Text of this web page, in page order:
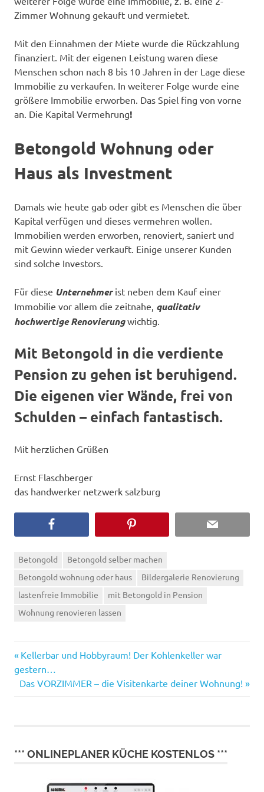
Zimmer Wohnung gekauft und vermietet.
Mit den Einnahmen der Miete wurde die Rückzahlung
finanziert. Mit der eigenen Leistung waren diese
Menschen schon nach 8 bis 10 Jahren in der Lage diese
Immobilie zu verkaufen. In weiterer Folge wurde eine
größere Immobilie erworben. Das Spiel fing von vorne
an. Die Kapital Vermehrung!
Betongold Wohnung oder
Haus als Investment
Damals wie heute gab oder gibt es Menschen die über
Kapital verfügen und dieses vermehren wollen.
Immobilien werden erworben, renoviert, saniert und
mit Gewinn wieder verkauft. Einige unserer Kunden
sind solche Investors.
Für diese Unternehmerist neben dem Kauf einer
Immobilie vor allem die zeitnahe, qualitativ
hochwertige Renovierungwichtig.
Mit Betongold in die verdiente
Pension zu gehen ist beruhigend.
Die eigenen vier Wände, frei von
Schulden – einfach fantastisch.
Mit herzlichen Grüßen
Ernst Flaschberger
das handwerker netzwerk salzburg
Betongold
Betongold selber machen
Betongold wohnung oder haus
Bildergalerie Renovierung
lastenfreie Immobilie
mit Betongold in Pension
Wohnung renovieren lassen
Beitragsnavigation
Vorheriger
Beitrag:
Kellerbar und Hobbyraum! Der Kohlenkeller war
gestern…
Nächster
Beitrag:
Das VORZIMMER – die Visitenkarte deiner Wohnung!
*** ONLINEPLANER KÜCHE KOSTENLOS ***